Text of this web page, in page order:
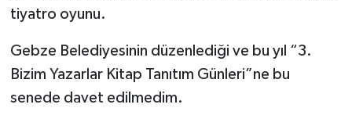
tiyatro oyunu.
Gebze Belediyesinin düzenlediği ve bu yıl “3.
Bizim Yazarlar Kitap Tanıtım Günleri”ne bu
senede davet edilmedim.